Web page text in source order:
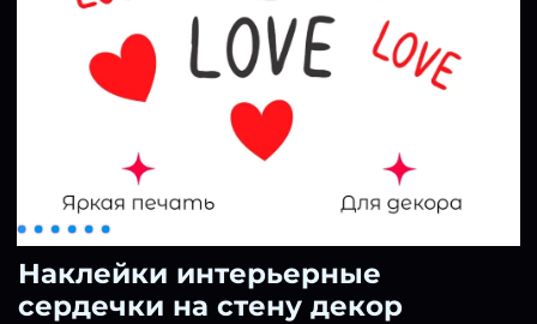
Наклейки интерьерные
сердечки на стену декор